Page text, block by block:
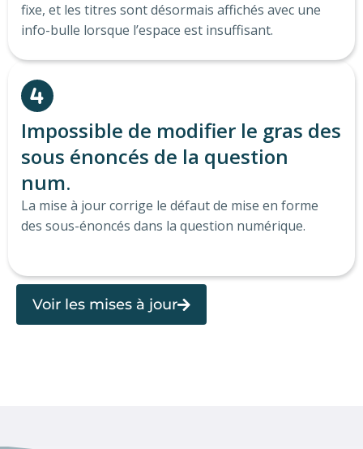
fixe, et les titres sont désormais affichés avec une
info-bulle lorsque l’espace est insuffisant.
Impossible de modifier le gras des
sous énoncés de la question
num.
La mise à jour corrige le défaut de mise en forme
des sous-énoncés dans la question numérique.
Voir les mises à jour